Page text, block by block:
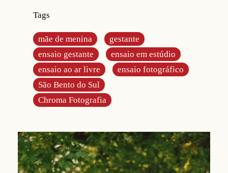
Tags
mãe de menina
gestante
ensaio gestante
ensaio em estúdio
ensaio ao ar livre
ensaio fotográfico
São Bento do Sul
Chroma Fotografia